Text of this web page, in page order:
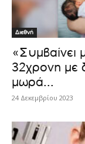
Διεθνή
«Συμβαίνει
32χρονη με
μωρά...
24 Δεκεμβρίου 2023